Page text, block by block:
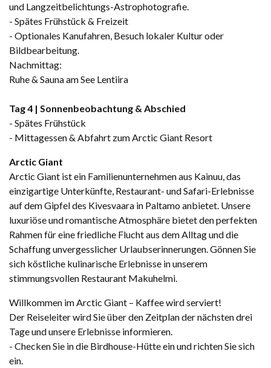
und Langzeitbelichtungs-Astrophotografie.
- Spätes Frühstück & Freizeit
- Optionales Kanufahren, Besuch lokaler Kultur oder
Bildbearbeitung.
Nachmittag:
Ruhe & Sauna am See Lentiira
Tag 4 | Sonnenbeobachtung & Abschied
- Spätes Frühstück
- Mittagessen & Abfahrt zum Arctic Giant Resort
Arctic Giant
Arctic Giant ist ein Familienunternehmen aus Kainuu, das
einzigartige Unterkünfte, Restaurant- und Safari-Erlebnisse
auf dem Gipfel des Kivesvaara in Paltamo anbietet. Unsere
luxuriöse und romantische Atmosphäre bietet den perfekten
Rahmen für eine friedliche Flucht aus dem Alltag und die
Schaffung unvergesslicher Urlaubserinnerungen. Gönnen Sie
sich köstliche kulinarische Erlebnisse in unserem
stimmungsvollen Restaurant Makuhelmi.
Willkommen im Arctic Giant – Kaffee wird serviert!
Der Reiseleiter wird Sie über den Zeitplan der nächsten drei
Tage und unsere Erlebnisse informieren.
- Checken Sie in die Birdhouse-Hütte ein und richten Sie sich
ein.